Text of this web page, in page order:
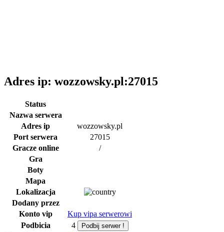
Adres ip: wozzowsky.pl:27015
Status
Nazwa serwera
Adres ip
wozzowsky.pl
Port serwera
27015
Gracze online
/
Gra
Boty
Mapa
Lokalizacja
Dodany przez
Konto vip
Kup vipa serwerowi
Podbicia
4